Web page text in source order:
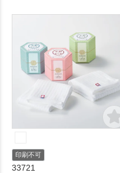
いた色合いの中にも華やかさ
印刷不可
33721